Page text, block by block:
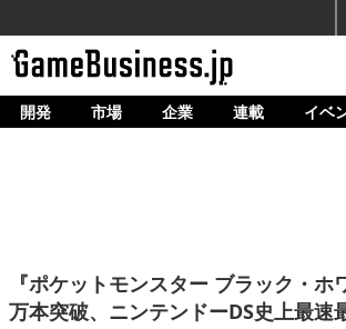
ホーム
企業動向
開発 市場 企業 連載 イベ
『ポケットモンスター ブラック・ホ
万本突破、ニンテンドーDS史上最速